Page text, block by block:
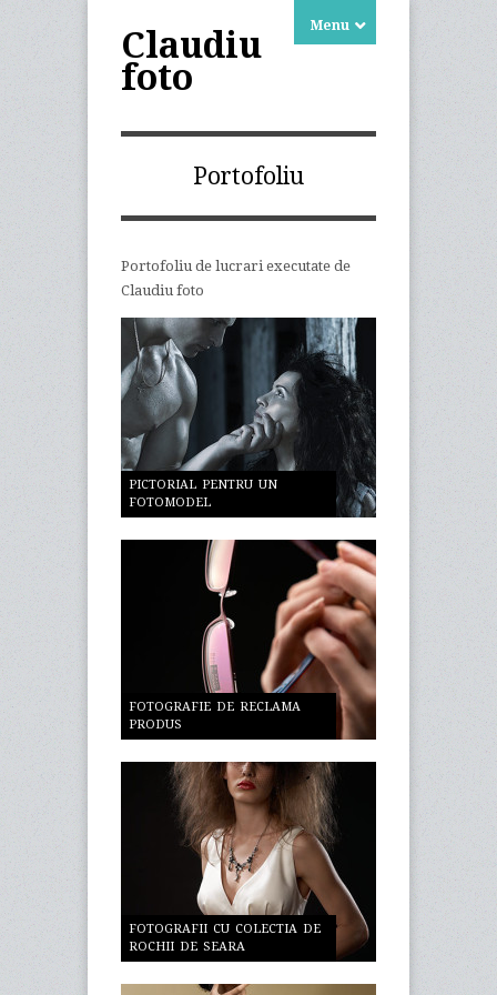
Claudiu
foto
Menu
Portofoliu
Portofoliu de lucrari executate de
Claudiu foto
PICTORIAL PENTRU UN
FOTOMODEL
FOTOGRAFIE DE RECLAMA
PRODUS
FOTOGRAFII CU COLECTIA DE
ROCHII DE SEARA